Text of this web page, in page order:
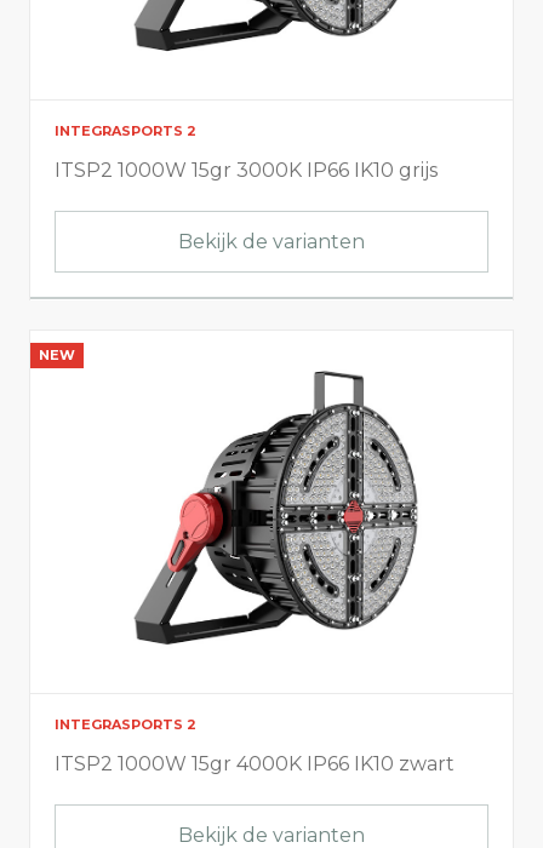
INTEGRASPORTS 2
ITSP2 1000W 15gr 3000K IP66 IK10 grijs
Bekijk de varianten
NEW
INTEGRASPORTS 2
ITSP2 1000W 15gr 4000K IP66 IK10 zwart
Bekijk de varianten